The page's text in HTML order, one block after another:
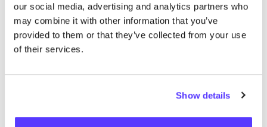
our social media, advertising and analytics partners who
may combine it with other information that you’ve
provided to them or that they’ve collected from your use
of their services.
Show details
Besuche Webshop